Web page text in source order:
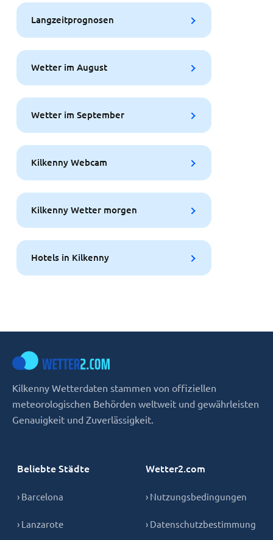
Langzeitprognosen
Wetter im August
Wetter im September
Kilkenny Webcam
Kilkenny Wetter morgen
Hotels in Kilkenny
Kilkenny Wetterdaten stammen von offiziellen
meteorologischen Behörden weltweit und gewährleisten
Genauigkeit und Zuverlässigkeit.
Beliebte Städte
› Barcelona
› Lanzarote
Wetter2.com
› Nutzungsbedingungen
› Datenschutzbestimmung